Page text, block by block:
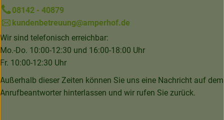
08142 - 40879
kundenbetreuung@amperhof.de
Wir sind telefonisch erreichbar:
Mo.-Do. 10:00-12:30 und 16:00-18:00 Uhr
Fr. 10:00-12:30 Uhr
Außerhalb dieser Zeiten können Sie uns eine Nachricht auf dem
Anrufbeantworter hinterlassen und wir rufen Sie zurück.